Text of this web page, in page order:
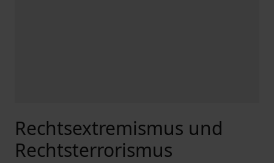
Rechtsextremismus und
Rechtsterrorismus